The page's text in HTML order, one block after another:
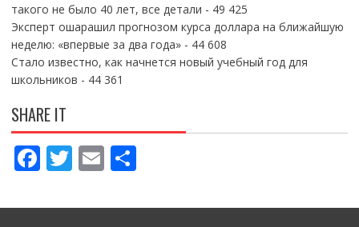
такого не было 40 лет, все детали - 49 425
Эксперт ошарашил прогнозом курса доллара на ближайшую
неделю: «впервые за два года»- 44 608
Стало известно, как начнется новый учебный год для
школьников - 44 361
SHARE IT
F
e
T
itt
E
ai
П
ді